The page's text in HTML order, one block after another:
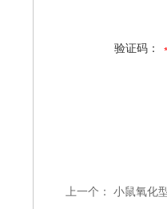
验证码：
上一个： 小鼠氧化